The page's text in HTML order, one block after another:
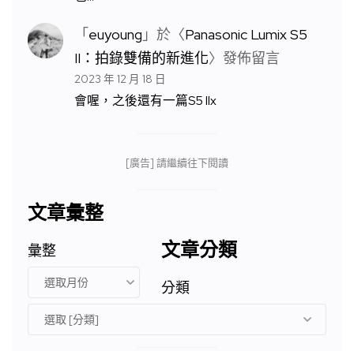
「euyoung 」於〈Panasonic Lumix S5
II：拍錄雙備的新進化〉發佈留言
2023 年 12 月 18 日
會喔，之後還有一篇S5 IIx
[廣告] 請繼續往下閱讀
文章彙整
彙整 文章分類
分類